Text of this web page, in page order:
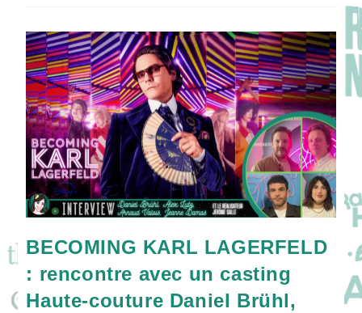
Wars,
Lee
Jung-
Jae
De
THE
ACOLYTE
!
BECOMING KARL LAGERFELD
: rencontre avec un casting
Haute-couture Daniel Brühl,